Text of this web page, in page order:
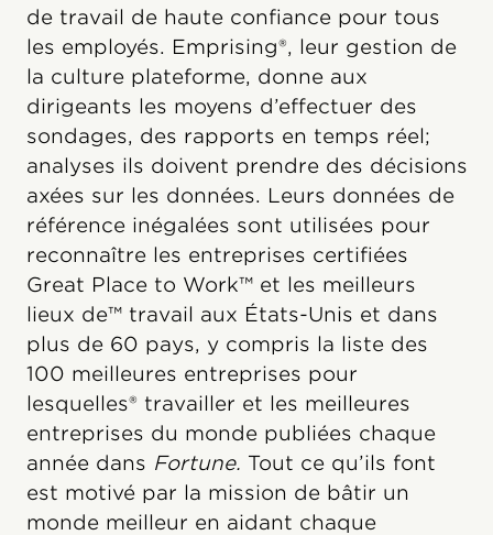
de travail de haute confiance pour tous
les employés. Emprising®, leur gestion de
la culture plateforme, donne aux
dirigeants les moyens d’effectuer des
sondages, des rapports en temps réel;
analyses ils doivent prendre des décisions
axées sur les données. Leurs données de
référence inégalées sont utilisées pour
reconnaître les entreprises certifiées
Great Place to Work™ et les meilleurs
lieux de™ travail aux États-Unis et dans
plus de 60 pays, y compris la liste des
100 meilleures entreprises pour
lesquelles® travailler et les meilleures
entreprises du monde publiées chaque
année dans Fortune. Tout ce qu’ils font
est motivé par la mission de bâtir un
monde meilleur en aidant chaque